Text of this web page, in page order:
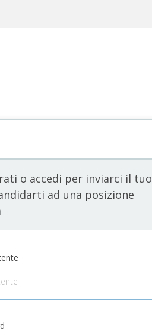
o accedi per inviarci il tuo
ad una posizione